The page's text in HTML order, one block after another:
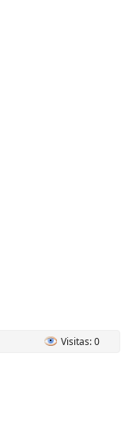
Visitas: 0